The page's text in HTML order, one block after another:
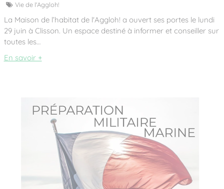
Vie de l'Aggloh!
La Maison de l’habitat de l'Aggloh! a ouvert ses portes le lundi
29 juin à Clisson. Un espace destiné à informer et conseiller sur
toutes les…
En savoir +